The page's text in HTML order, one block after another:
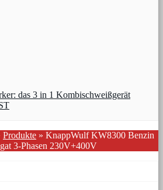
das 3 in 1 Kombischweißgerät
Produkte » KnappWulf KW8300 Benzin
3-Phasen 230V+400V